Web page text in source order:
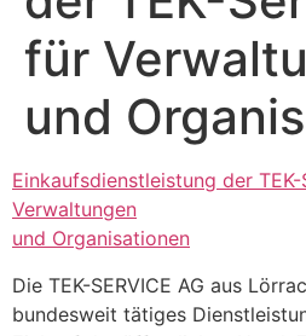
für
und
Einkaufsdienstleistung der
Verwaltungen
und Organisationen
Die TEK-SERVICE AG aus
bundesweit tätiges